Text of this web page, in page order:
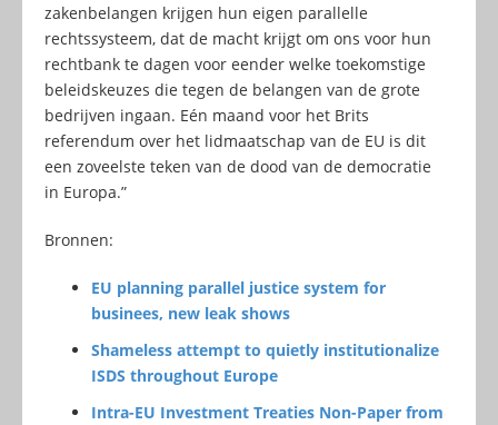
zakenbelangen krijgen hun eigen parallelle
rechtssysteem, dat de macht krijgt om ons voor hun
rechtbank te dagen voor eender welke toekomstige
beleidskeuzes die tegen de belangen van de grote
bedrijven ingaan. Eén maand voor het Brits
referendum over het lidmaatschap van de EU is dit
een zoveelste teken van de dood van de democratie
in Europa.”
Bronnen:
EU planning parallel justice system for
businees, new leak shows
Shameless attempt to quietly institutionalize
ISDS throughout Europe
Intra-EU Investment Treaties Non-Paper from